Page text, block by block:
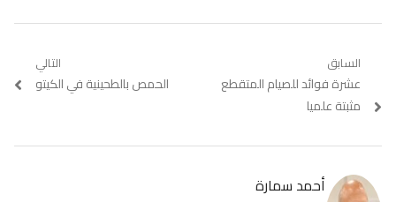
تصفّح
المقالات
السابق
Previous
post:
عشرة فوائد للصيام المتقطع
مثبتة علميا
التالي
Next
الحمص بالطحينية في الكيتو
أحمد سمارة